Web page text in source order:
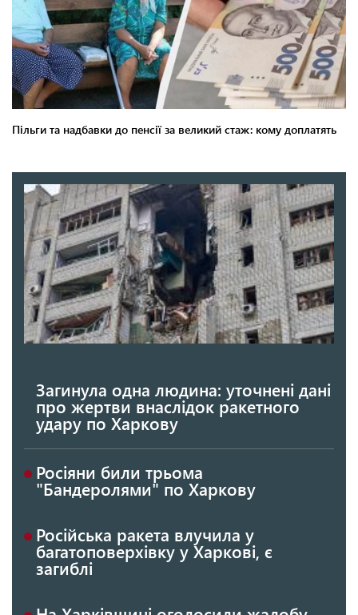
Загинула одна людина: уточнені дані
про жертви внаслідок ракетного
удару по Харкову
Росіяни били трьома
"Бандеролями" по Харкову
Російська ракета влучила у
багатоповерхівку у Харкові, є
загиблі